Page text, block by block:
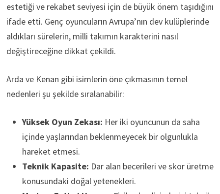
estetiği ve rekabet seviyesi için de büyük önem taşıdığını
ifade etti. Genç oyuncuların Avrupa’nın dev kulüplerinde
aldıkları sürelerin, milli takımın karakterini nasıl
değiştireceğine dikkat çekildi.
Arda ve Kenan gibi isimlerin öne çıkmasının temel
nedenleri şu şekilde sıralanabilir:
Yüksek Oyun Zekası: Her iki oyuncunun da saha
içinde yaşlarından beklenmeyecek bir olgunlukla
hareket etmesi.
Teknik Kapasite: Dar alan becerileri ve skor üretme
konusundaki doğal yetenekleri.